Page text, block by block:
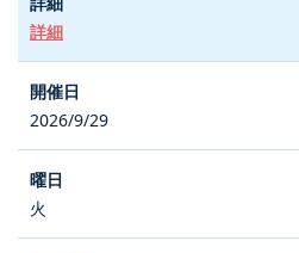
詳細
2026/9/29
火